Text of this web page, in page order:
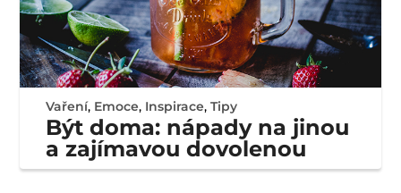
Vaření, Emoce, Inspirace,Tipy
Být doma: nápady na jinou
a zajímavou dovolenou